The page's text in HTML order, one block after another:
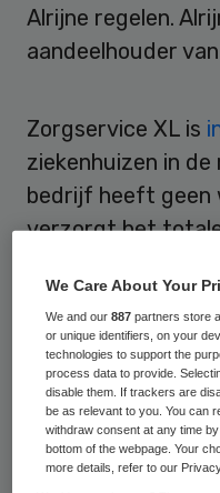
Alrijne regelen.
aandeelhouder
Zorgservice XL is
ziekenhuizen in
bedrijf heeft geen
verzorgt het
aangesloten
In navolgingvan
Franciscus,
IJsselland
zich aan bij
maanden werken
We Care About Your
We and our887 partners store
or unique identifiers, on your
technologies to support the
process data to provide.
disable them. If trackers are
be as relevant to you. You can
withdraw consent at any time
bottom of the webpage. Your
more details, refer to our